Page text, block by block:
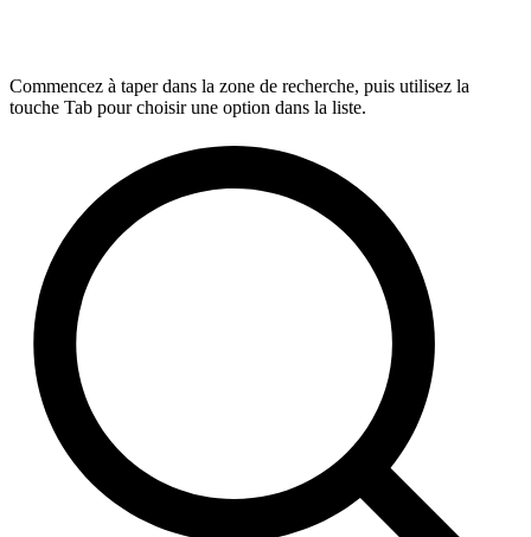
Commencez à taper dans la zone de recherche, puis utilisez la
touche Tab pour choisir une option dans la liste.